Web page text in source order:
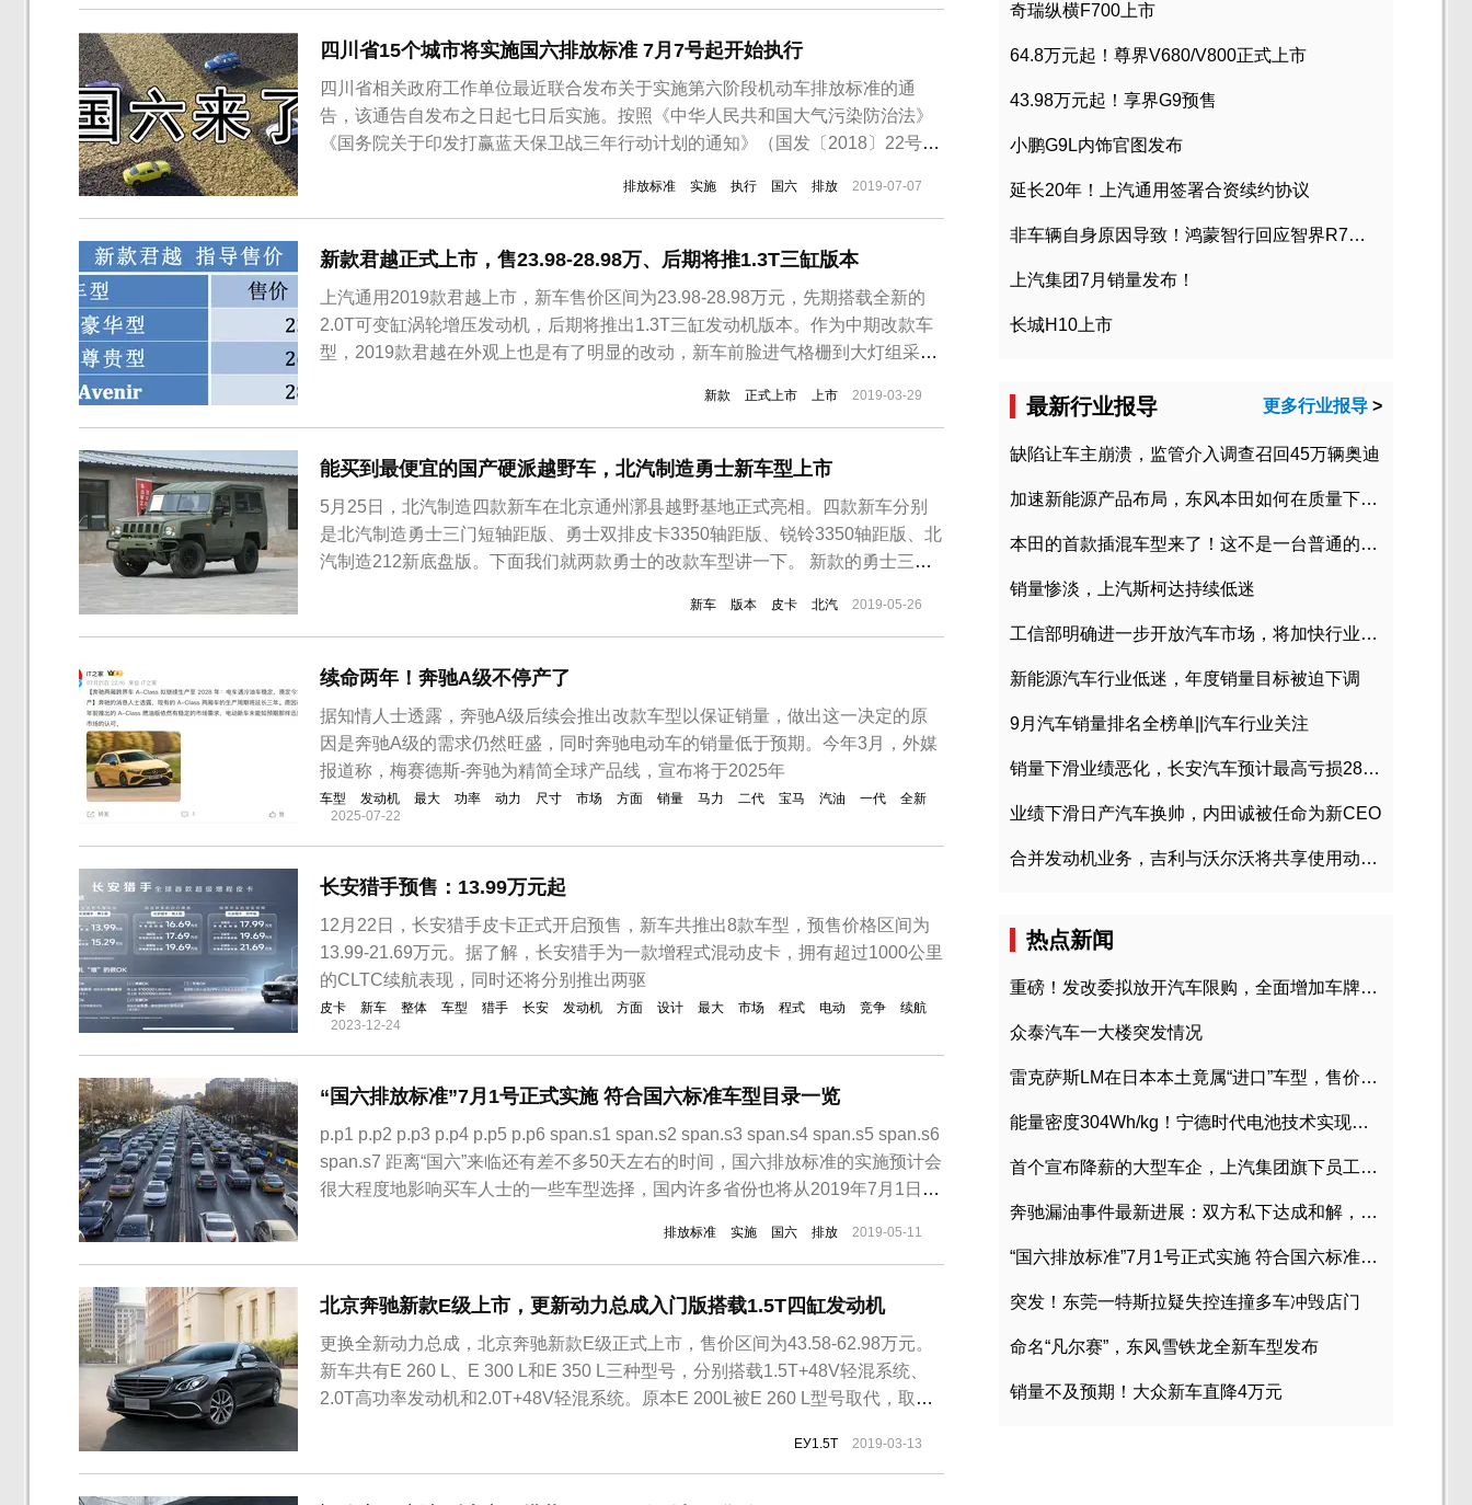
和宝骏RM-5。总的...
四川省15个城市将实施国六排放标准 7月7号起开始执行
四川省相关政府工作单位最近联合发布关于实施第六阶段机动车排放标准的通
告，该通告自发布之日起七日后实施。按照《中华人民共和国大气污染防治法》
《国务院关于印发打赢蓝天保卫战三年行动计划的通知》（国发〔2018〕22号）
〈柴油货车污染治理攻坚战行动计划〉的通知》（环大气〔2018〕179号）有关
要求，四川将严格按照国家要求，分区域、分...
排放标准 实施 执行 国六 排放 2019-07-07
新款君越正式上市，售23.98-28.98万、后期将推1.3T三缸版本
上汽通用2019款君越上市，新车售价区间为23.98-28.98万元，先期搭载全新的
2.0T可变缸涡轮增压发动机，后期将推出1.3T三缸发动机版本。作为中期改款车
型，2019款君越在外观上也是有了明显的改动，新车前脸进气格栅到大灯组采用
用了溜背式设计，而尾部型设计也是采用最新家族风格，尾灯造型又很大变化，
地步采用了双排气管布局。...
新款 正式上市 上市 2019-03-29
能买到最便宜的国产硬派越野车，北汽制造勇士新车型上市
5月25日，北汽制造四款新车在北京通州漷县越野基地正式亮相。四款新车分别
是北汽制造勇士三门短轴距版、勇士双排皮卡3350轴距版、锐铃3350轴距版、北
汽制造212新底盘版。下面我们就两款勇士的改款车型讲一下。 新款的勇士三门
构上更短，2.4米的轴距的紧凑车身令该车型拥有更好接近和离去角。动力方面搭
载2.0T涡轮增压发动机搭配6速...
新车 版本 皮卡 北汽 2019-05-26
续命两年！奔驰A级不停产了
据知情人士透露，奔驰A级后续会推出改款车型以保证销量，做出这一决定的原
因是奔驰A级的需求仍然旺盛，同时奔驰电动车的销量低于预期。今年3月，外媒
报道称，梅赛德斯-奔驰为精简全球产品线，宣布将于2025年
车型 发动机 最大 功率 动力 尺寸 市场 方面 销量 马力 二代 宝马 汽油 一代
全新
2025-07-22
长安猎手预售：13.99万元起
12月22日，长安猎手皮卡正式开启预售，新车共推出8款车型，预售价格区间为
13.99-21.69万元。据了解，长安猎手为一款增程式混动皮卡，拥有超过1000公里
的CLTC续航表现，同时还将分别推出两驱
皮卡 新车 整体 车型 猎手 长安 发动机 方面 设计 最大 市场 程式 电动 竞争
续航
2023-12-24
“国六排放标准”7月1号正式实施 符合国六标准车型目录一览
p.p1 p.p2 p.p3 p.p4 p.p5 p.p6 span.s1 span.s2 span.s3 span.s4 span.s5 span.s6
span.s7 距离“国六”来临还有差不多50天左右的时间，国六排放标准的实施预计会
很大程度地影响买车人士的一些车型选择，国内许多省份也将从2019年7月1日正
排放标准 实施 国六 排放 2019-05-11
北京奔驰新款E级上市，更新动力总成入门版搭载1.5T四缸发动机
更换全新动力总成，北京奔驰新款E级正式上市，售价区间为43.58-62.98万元。
新车共有E 260 L、E 300 L和E 350 L三种型号，分别搭载1.5T+48V轻混系统、
2.0T高功率发动机和2.0T+48V轻混系统。原本E 200L被E 260 L型号取代，取消
EУ1.5T 2019-03-13
奇瑞纵横F700上市
64.8万元起！尊界V680/V800正式上市
43.98万元起！享界G9预售
小鹏G9L内饰官图发布
延长20年！上汽通用签署合资续约协议
非车辆自身原因导致！鸿蒙智行回应智界R7起火事故
上汽集团7月销量发布！
长城H10上市
最新行业报导 更多行业报导 >
缺陷让车主崩溃，监管介入调查召回45万辆奥迪
加速新能源产品布局，东风本田如何在质量下转型？
本田的首款插混车型来了！这不是一台普通的CR-V
销量惨淡，上汽斯柯达持续低迷
工信部明确进一步开放汽车市场，将加快行业兼并重组
新能源汽车行业低迷，年度销量目标被迫下调
9月汽车销量排名全榜单||汽车行业关注
销量下滑业绩恶化，长安汽车预计最高亏损28亿元
业绩下滑日产汽车换帅，内田诚被任命为新CEO
合并发动机业务，吉利与沃尔沃将共享使用动力总成
热点新闻
重磅！发改委拟放开汽车限购，全面增加车牌指标
众泰汽车一大楼突发情况
雷克萨斯LM在日本本土竟属“进口”车型，售价2580万日元
能量密度304Wh/kg！宁德时代电池技术实现突破
首个宣布降薪的大型车企，上汽集团旗下员工降薪文件曝光
奔驰漏油事件最新进展：双方私下达成和解，工商已介入调查
“国六排放标准”7月1号正式实施 符合国六标准车型目录一览
突发！东莞一特斯拉疑失控连撞多车冲毁店门
命名“凡尔赛”，东风雪铁龙全新车型发布
销量不及预期！大众新车直降4万元